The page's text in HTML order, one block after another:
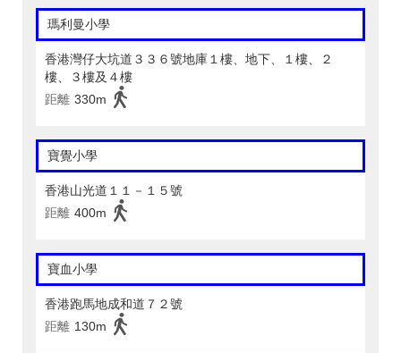
瑪利曼小學
香港灣仔大坑道３３６號地庫１樓、地下、１樓、２
樓、３樓及４樓
距離 330m
寶覺小學
香港山光道１１－１５號
距離 400m
寶血小學
香港跑馬地成和道７２號
距離 130m